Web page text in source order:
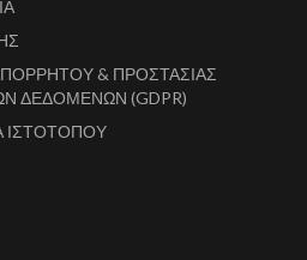
& ΠΡΟΣΤΑΣΙΑΣ
ΔΕΔΟΜΕΝΩΝ (GDPR)
ΙΣΤΟΤΟΠΟΥ